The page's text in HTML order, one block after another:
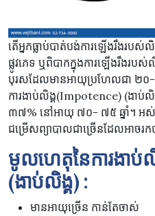
តើអ្នកធ្លាប់បាត់បង់ការឡើងរឹងរប
ផ្លូវភេទ ឬពិបាកក្នុងការឡើងរឹងរប
បុរសដែលមានអាយុប្រហែលជា ២០-
ការងាប់លិង្គ(Impotence) (ងាប់
៣៧% នៅអាយុ ៧០- ៧៥ ឆ្នាំ។ អស់
ជម្រើសព្យាបាលជាច្រើនដែលអាចរ
មូលហេតុនៃការងាប់
(ងាប់លិង្គ) :
មានអាយុច្រើន កាន់តែចាស់